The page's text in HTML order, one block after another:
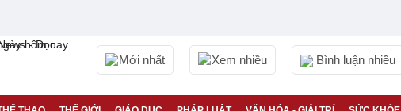
Mới nhất Xem nhiều Bình luận nhiều